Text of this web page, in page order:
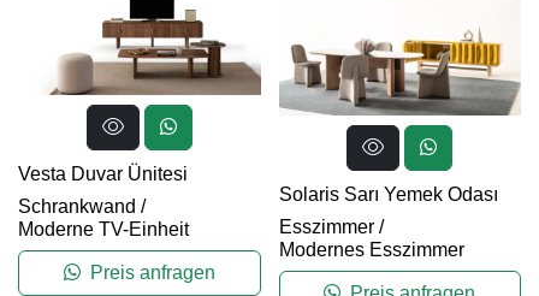
Vesta Duvar Ünitesi
Schrankwand /
Moderne TV-Einheit
Preis anfragen
Solaris Sarı Yemek Odası
Esszimmer/
Modernes Esszimmer